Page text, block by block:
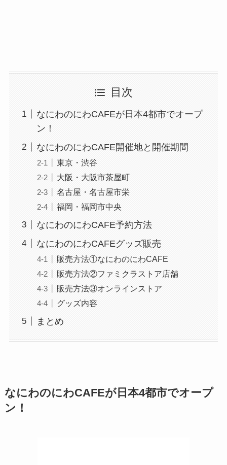
目次
なにわのにわCAFEが日本4都市でオープ
ン！
なにわのにわCAFE開催地と開催期間
東京・渋谷
大阪・大阪市茶屋町
名古屋・名古屋市栄
福岡・福岡市中央
なにわのにわCAFE予約方法
なにわのにわCAFEグッズ販売
販売方法①なにわのにわCAFE
販売方法②ファミクラストア店舗
販売方法③オンラインストア
グッズ内容
まとめ
なにわのにわCAFEが日本4都市でオープ
ン！